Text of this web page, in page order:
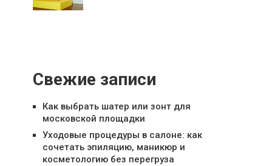
Свежие записи
Как выбрать шатер или зонт для
московской площадки
Уходовые процедуры в салоне: как
сочетать эпиляцию, маникюр и
косметологию без перегруза